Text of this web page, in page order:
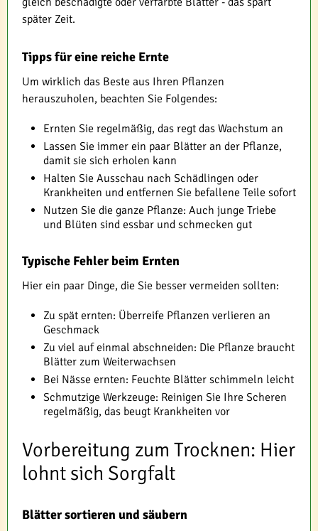
später Zeit.
Tipps für eine reiche Ernte
Um wirklich das Beste aus Ihren Pflanzen
herauszuholen, beachten Sie Folgendes:
Ernten Sie regelmäßig, das regt das Wachstum an
Lassen Sie immer ein paar Blätter an der Pflanze,
damit sie sich erholen kann
Halten Sie Ausschau nach Schädlingen oder
Krankheiten und entfernen Sie befallene Teile sofort
Nutzen Sie die ganze Pflanze: Auch junge Triebe
und Blüten sind essbar und schmecken gut
Typische Fehler beim Ernten
Hier ein paar Dinge, die Sie besser vermeiden sollten:
Zu spät ernten: Überreife Pflanzen verlieren an
Geschmack
Zu viel auf einmal abschneiden: Die Pflanze braucht
Blätter zum Weiterwachsen
Bei Nässe ernten: Feuchte Blätter schimmeln leicht
Schmutzige Werkzeuge: Reinigen Sie Ihre Scheren
regelmäßig, das beugt Krankheiten vor
Vorbereitung zum Trocknen: Hier
lohnt sich Sorgfalt
Blätter sortieren und säubern